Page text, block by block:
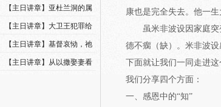
康也是完全失去。他一
虽米非波设因家庭
德不瘸（缺）。米非波
下面就让我们一同走进这
我们分享四个方面：
一、感恩中的“知”
光【主日讲章】亚杜兰洞的属
灵操练
【主日讲章】大卫王犯罪给
我们的警戒
【主日讲章】基督哀恸，祂
哭了
【主日讲章】从以撒娶妻看